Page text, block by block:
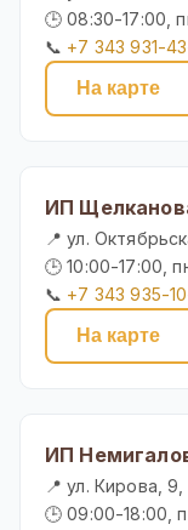
🕒 08:30-17:00,
📞 +7 343 931-
На карте
ИП
📍 ул.
🕒 10:00-17:00,
📞 +7 343 935-
На карте
ИП
📍 ул. Кирова,
🕒 09:00-18:00,